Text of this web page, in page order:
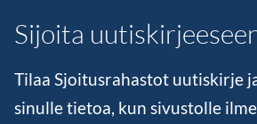
Sijoita
Tilaa Sjoitusrahastot uutiskirje
sinulle tietoa, kun sivustolle